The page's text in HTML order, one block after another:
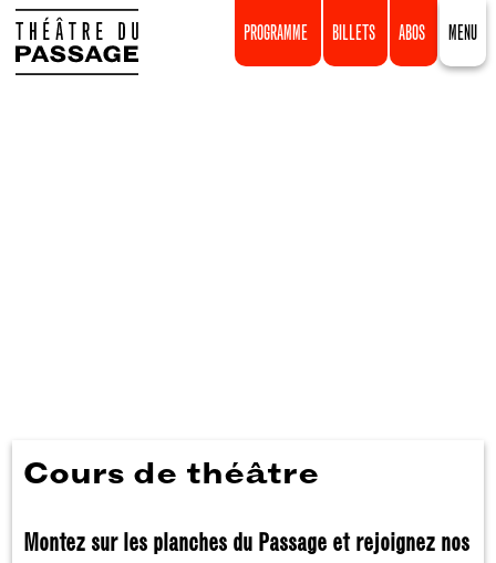
PROGRAMME BILLETS ABOS MENU
Cours de théâtre
Montez sur les planches du Passage et rejoignez nos